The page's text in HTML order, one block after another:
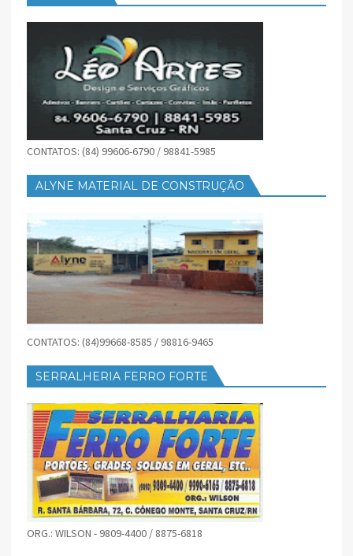
CONTATOS: (84) 99606-6790 / 98841-5985
ALYNE MATERIAL DE CONSTRUÇÃO
CONTATOS: (84)99668-8585 / 98816-9465
SERRALHERIA FERRO FORTE
ORG.: WILSON - 9809-4400 / 8875-6818